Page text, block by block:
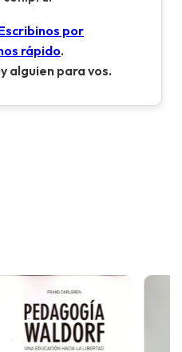
por
rápido.
alguien para vos.